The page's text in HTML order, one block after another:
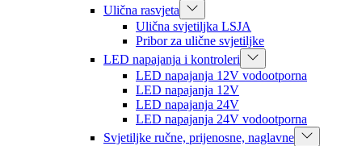
Ulična rasvjeta
Ulična svjetiljka LSJA
Pribor za ulične svjetiljke
LED napajanja i kontroleri
LED napajanja 12V vodootporna
LED napajanja 12V
LED napajanja 24V
LED napajanja 24V vodootporna
Svjetiljke ručne, prijenosne, naglavne